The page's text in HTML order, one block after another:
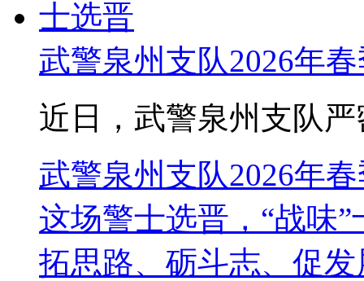
武警泉州支队2026年
近日，武警泉州支队
武警泉州支队2026年
这场警士选晋，“战味”
拓思路、砺斗志、促